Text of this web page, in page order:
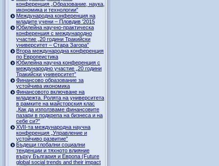
конференция „Образование, наука,
икономика и технологии”
Международна конференция на
младите учени – Пловдив '2015
Юбилейна научно-практическа
конференция с международно
участие „20 години Тракийски
университет – Стара Загора”
Втора международна конференция
по Европеистика
Юбилейна научна конференция с
международно участие „20 години
Тракийски университет”
Финансово образование за
устойчива икономика
Финансовото включване на
младежта. Ролята на университета
в рамките на майсторския клас
„Как да използваме финансовите
пазари в подкрепа на бизнеса и на
себе си?”
XVII-та международна научна
конференция „Управление и
устойчиво развитие”
Бъдещи глобални социални
тенденции и тяхното влияние
върху България и Европа (Future
global social trends and their impact